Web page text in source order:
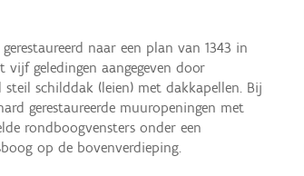
naar een plan van 1343 in
vijf geledingen aangegeven door
schilddak (leien) met dakkapellen. Bij
gerestaureerde muuropeningen met
rondboogvensters onder een
op de bovenverdieping.